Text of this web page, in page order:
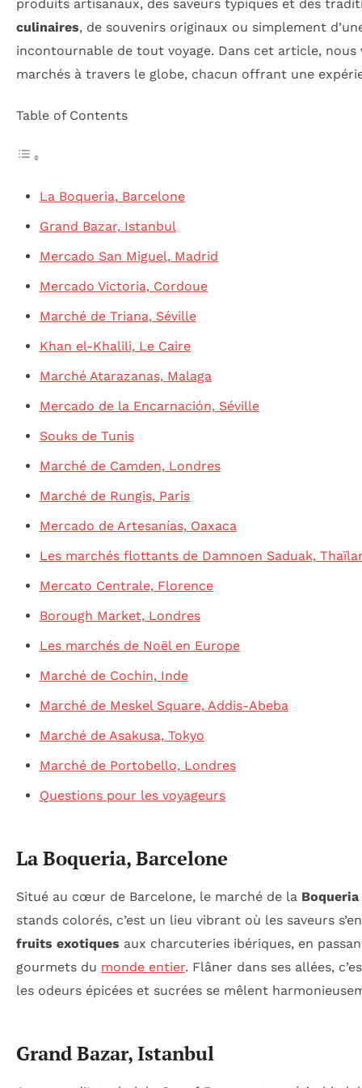
produits artisanaux, des saveurs typiques et des
culinaires, de souvenirs originaux ou simplement
incontournable de tout voyage. Dans cet article,
marchés à travers le globe, chacun offrant une
Table of Contents
La Boqueria, Barcelone
Grand Bazar, Istanbul
Mercado San Miguel, Madrid
Mercado Victoria, Cordoue
Marché de Triana, Séville
Khan el-Khalili, Le Caire
Marché Atarazanas, Malaga
Mercado de la Encarnación, Séville
Souks de Tunis
Marché de Camden, Londres
Marché de Rungis, Paris
Mercado de Artesanías, Oaxaca
Les marchés flottants de Damnoen Saduak,
Mercato Centrale, Florence
Borough Market, Londres
Les marchés de Noël en Europe
Marché de Cochin, Inde
Marché de Meskel Square, Addis-Abeba
Marché de Asakusa, Tokyo
Marché de Portobello, Londres
Questions pour les voyageurs
La Boqueria, Barcelone
Situé au cœur de Barcelone, le marché de la Boqueria
stands colorés, c’est un lieu vibrant où les saveurs
fruits exotiques aux charcuteries ibériques, en
gourmets du monde entier. Flâner dans ses allées,
les odeurs épicées et sucrées se mêlent
Grand Bazar, Istanbul